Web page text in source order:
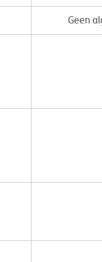
Geen